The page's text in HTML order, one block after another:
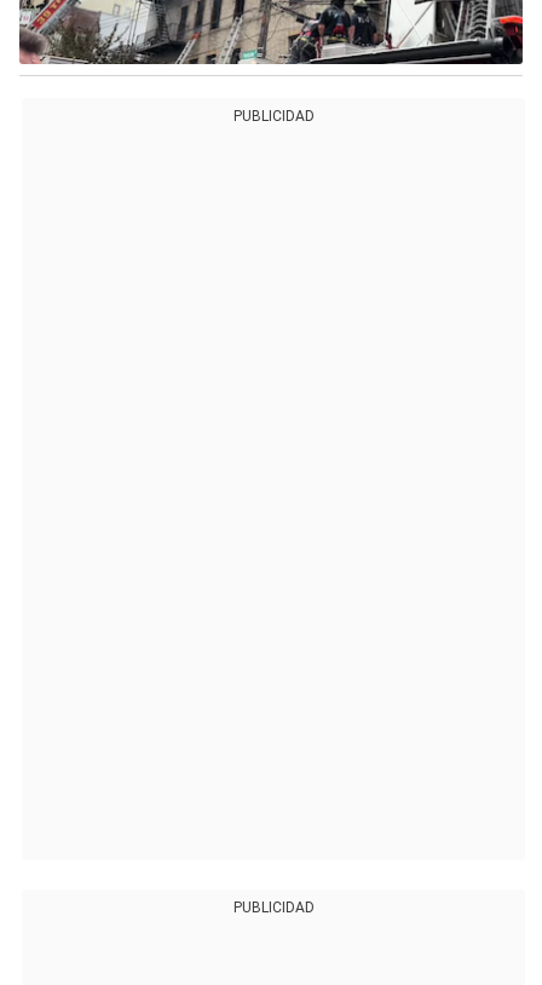
PUBLICIDAD
PUBLICIDAD